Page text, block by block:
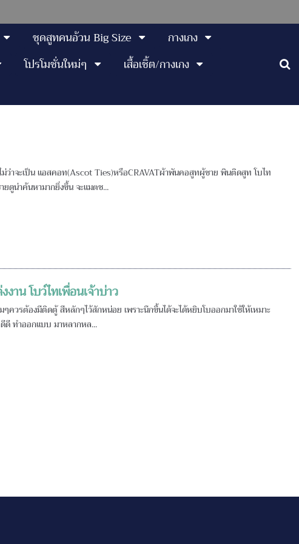
ชุดสูทคนอ้วน Big Size
กางเกง
โปรโมชั่นใหม่ๆ
เสื้อเชิ้ต/กางเกง
ว่าจะเป็น แอสคอท(Ascot Ties)หรือCRAVATผ้าพันคอสูทผู้ชาย พินติดสูท โบไท
ดูน่าค้นหามากยิ่งขึ้น จะแมตช...
าน โบว์ไทเพื่อนเจ้าบ่าว
ควรต้องมีติดตู้ สีหลักๆไว้สักหน่อย เพราะนึกขึ้นได้จะได้หยิบโบออกมาใช้ให้เหมาะ
ดี ทำออกแบบ มาหลากหล...